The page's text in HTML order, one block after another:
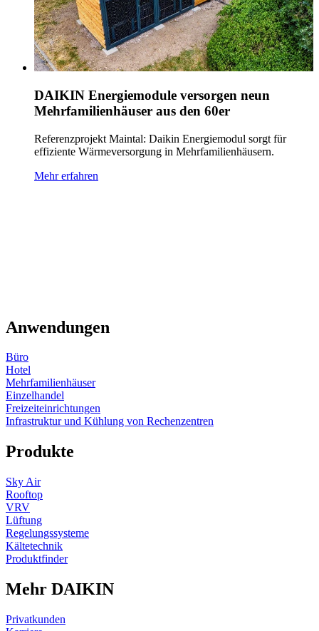
DAIKIN Energiemodule versorgen neun
Mehrfamilienhäuser aus den 60er
Referenzprojekt Maintal: Daikin Energiemodul sorgt für
effiziente Wärmeversorgung in Mehrfamilienhäusern.
Mehr erfahren
Anwendungen
Büro
Hotel
Mehrfamilienhäuser
Einzelhandel
Freizeiteinrichtungen
Infrastruktur und Kühlung von Rechenzentren
Produkte
Sky Air
Rooftop
VRV
Lüftung
Regelungssysteme
Kältetechnik
Produktfinder
Mehr DAIKIN
Privatkunden